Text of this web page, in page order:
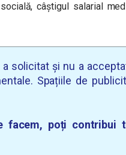
câștigul salarial
a solicitat și nu a
Spațiile de
facem, poți contribui